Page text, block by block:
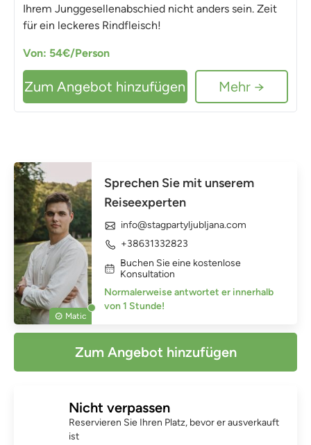
Ihrem Junggesellenabschied nicht anders sein. Zeit
für ein leckeres Rindfleisch!
Von: 54€/Person
Zum Angebot hinzufügen Mehr →
Matic
Sprechen Sie mit unserem
Reiseexperten
info@stagpartyljubljana.com
+38631332823
Buchen Sie eine kostenlose
Konsultation
Normalerweise antwortet er innerhalb
von 1 Stunde!
Zum Angebot hinzufügen
Nicht verpassen
Reservieren Sie Ihren Platz, bevor er ausverkauft
ist